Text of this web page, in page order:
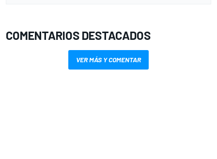
COMENTARIOS DESTACADOS
VER MÁS Y COMENTAR